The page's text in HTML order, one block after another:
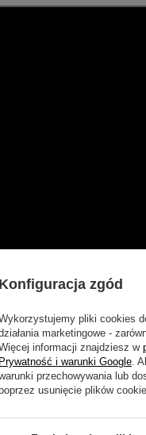
Konfiguracja zgód
pliki cookies
marketingowe -
informacji znajdziesz w
Prywatność i warunki Google.
przechowywania lub
usunięcie plików